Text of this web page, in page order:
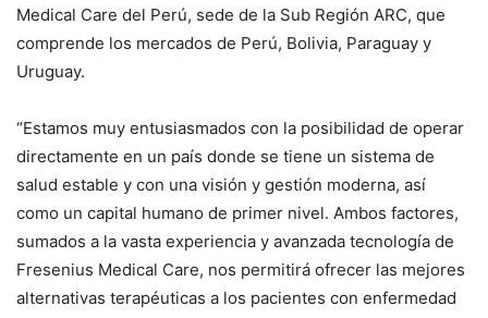
Medical Care del Perú, sede de la Sub Región ARC, que
comprende los mercados de Perú, Bolivia, Paraguay y
Uruguay.
“Estamos muy entusiasmados con la posibilidad de operar
directamente en un país donde se tiene un sistema de
salud estable y con una visión y gestión moderna, así
como un capital humano de primer nivel. Ambos factores,
sumados a la vasta experiencia y avanzada tecnología de
Fresenius Medical Care, nos permitirá ofrecer las mejores
alternativas terapéuticas a los pacientes con enfermedad